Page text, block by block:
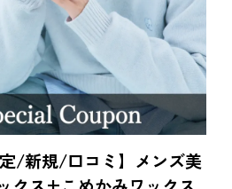
定/新規/口コミ】メンズ美